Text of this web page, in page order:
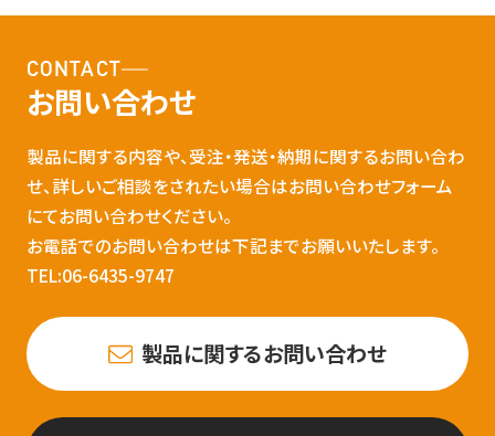
CONTACT
お問い合わせ
製品に関する内容や、受注・発送・納期に関するお問い合わ
せ、詳しいご相談をされたい場合はお問い合わせフォーム
にてお問い合わせください。
お電話でのお問い合わせは下記までお願いいたします。
TEL:06-6435-9747
製品に関するお問い合わせ